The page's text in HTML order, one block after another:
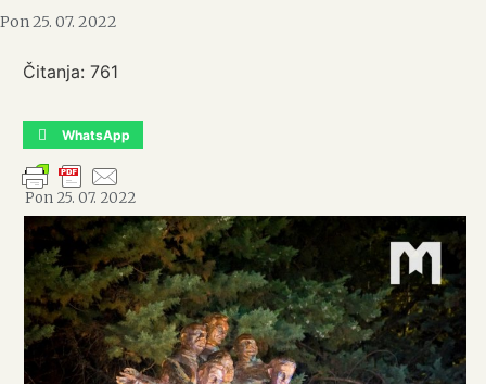
Pon 25. 07. 2022
Čitanja: 761
WhatsApp
Pon 25. 07. 2022